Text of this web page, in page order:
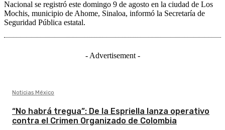
Nacional se registró este domingo 9 de agosto en la ciudad de Los
Mochis, municipio de Ahome, Sinaloa, informó la Secretaría de
Seguridad Pública estatal.
- Advertisement -
Noticias México
“No habrá tregua”: De la Espriella lanza operativo
contra el Crimen Organizado de Colombia